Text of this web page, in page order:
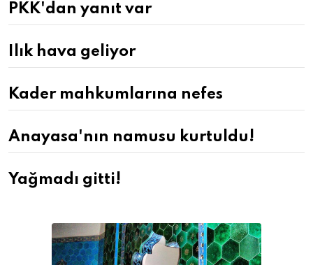
PKK'dan yanıt var
Ilık hava geliyor
Kader mahkumlarına nefes
Anayasa'nın namusu kurtuldu!
Yağmadı gitti!